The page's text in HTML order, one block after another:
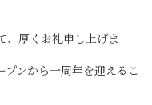
、厚くお礼申し上げま
ンから一周年を迎えるこ